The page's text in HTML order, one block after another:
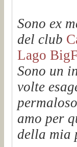
Sono ex
del club
Lago
Sono un
volte
amo per
della mia